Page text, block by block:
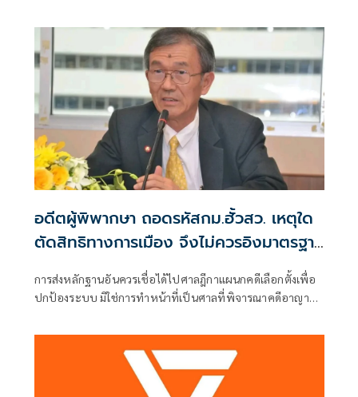
บริหารท้องถิ่น (ขอให้มีการเลือกตั้ง นายก อบจ.ใหม่)
อดีตผู้พิพากษา ถอดรหัสกม.ฮั้วสว. เหตุใด
ตัดสิทธิทางการเมือง จึงไม่ควรอิงมาตรฐาน
เดียวกับคดีอาญา
การส่งหลักฐานอันควรเชื่อได้ไปศาลฎีกาแผนกคดีเลือกตั้งเพื่อ
ปกป้องระบบ มิใช่การทำหน้าที่เป็นศาลที่พิจารณาคดีอาญา